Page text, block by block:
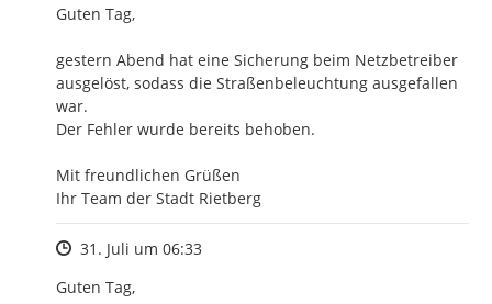
Guten Tag,
gestern Abend hat eine Sicherung beim Netzbetreiber
ausgelöst, sodass die Straßenbeleuchtung ausgefallen
war.
Der Fehler wurde bereits behoben.
Mit freundlichen Grüßen
Ihr Team der Stadt Rietberg
Zeitpunkt des Erstellens
31. Juli um 06:33
Guten Tag,